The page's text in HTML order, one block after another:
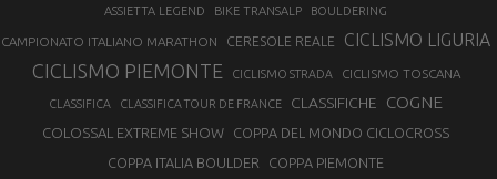
ASSIETTA LEGEND BIKE TRANSALP BOULDERING
CAMPIONATO ITALIANO MARATHON CERESOLE REALE CICLISMO LIGURIA
CICLISMO PIEMONTE CICLISMO STRADA CICLISMO TOSCANA
CLASSIFICA CLASSIFICA TOUR DE FRANCE CLASSIFICHE COGNE
COLOSSAL EXTREME SHOW
COPPA DEL MONDO CICLOCROSS
COPPA ITALIA BOULDER
COPPA PIEMONTE